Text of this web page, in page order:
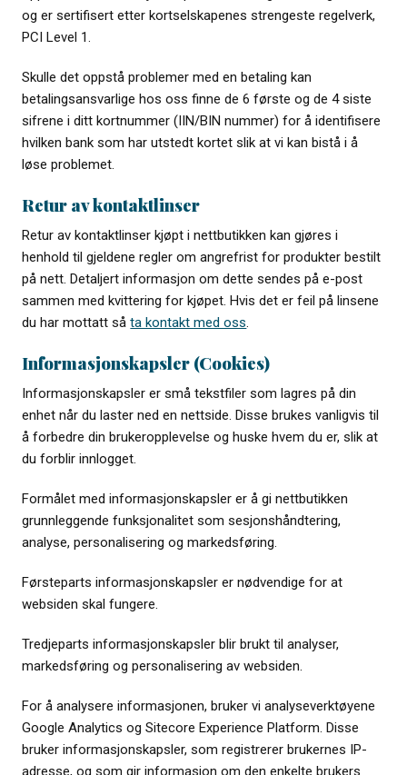
og er sertifisert etter kortselskapenes strengeste regelverk,
PCI Level 1.
Skulle det oppstå problemer med en betaling kan
betalingsansvarlige hos oss finne de 6 første og de 4 siste
sifrene i ditt kortnummer (IIN/BIN nummer) for å identifisere
hvilken bank som har utstedt kortet slik at vi kan bistå i å
løse problemet.
Retur av kontaktlinser
Retur av kontaktlinser kjøpt i nettbutikken kan gjøres i
henhold til gjeldene regler om angrefrist for produkter bestilt
på nett. Detaljert informasjon om dette sendes på e-post
sammen med kvittering for kjøpet. Hvis det er feil på linsene
du har mottatt såta kontakt med oss.
Informasjonskapsler (Cookies)
Informasjonskapsler er små tekstfiler som lagres på din
enhet når du laster ned en nettside. Disse brukes vanligvis til
å forbedre din brukeropplevelse og huske hvem du er, slik at
du forblir innlogget.
Formålet med informasjonskapsler er å gi nettbutikken
grunnleggende funksjonalitet som sesjonshåndtering,
analyse, personalisering og markedsføring.
Førsteparts informasjonskapsler er nødvendige for at
websiden skal fungere.
Tredjeparts informasjonskapsler blir brukt til analyser,
markedsføring og personalisering av websiden.
For å analysere informasjonen, bruker vi analyseverktøyene
Google Analytics og Sitecore Experience Platform. Disse
bruker informasjonskapsler, som registrerer brukernes IP-
adresse, og som gir informasjon om den enkelte brukers